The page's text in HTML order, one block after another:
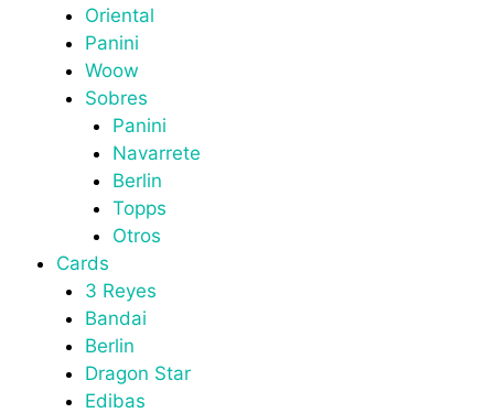
Oriental
Panini
Woow
Sobres
Panini
Navarrete
Berlin
Topps
Otros
Cards
3 Reyes
Bandai
Berlin
Dragon Star
Edibas